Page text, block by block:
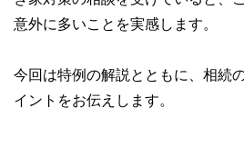
意外に多いことを実感します。
今回は特例の解説とともに、相続
イントをお伝えします。